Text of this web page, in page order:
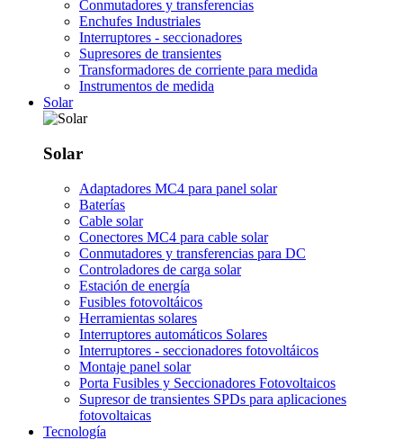
Conmutadores y transferencias
Enchufes Industriales
Interruptores - seccionadores
Supresores de transientes
Transformadores de corriente para medida
Instrumentos de medida
Solar
Solar
Adaptadores MC4 para panel solar
Baterías
Cable solar
Conectores MC4 para cable solar
Conmutadores y transferencias para DC
Controladores de carga solar
Estación de energía
Fusibles fotovoltáicos
Herramientas solares
Interruptores automáticos Solares
Interruptores - seccionadores fotovoltáicos
Montaje panel solar
Porta Fusibles y Seccionadores Fotovoltaicos
Supresor de transientes SPDs para aplicaciones
fotovoltaicas
Tecnología